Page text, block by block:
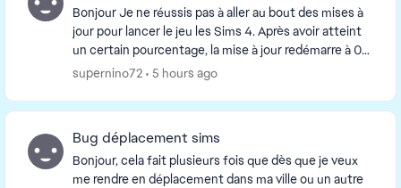
Bonjour Je ne réussis pas à aller au bout des mises à
jour pour lancer le jeu les Sims 4. Après avoir atteint
un certain pourcentage, la mise à jour redémarre à 0
J'ai vidé le cache comme indiqué ...
supernino72 5 hours ago
Bug déplacement sims
Bonjour, cela fait plusieurs fois que dès que je veux
me rendre en déplacement dans ma ville ou un autre